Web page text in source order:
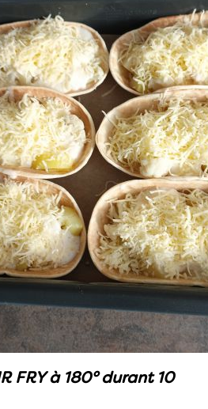
FRY à 180° durant 10